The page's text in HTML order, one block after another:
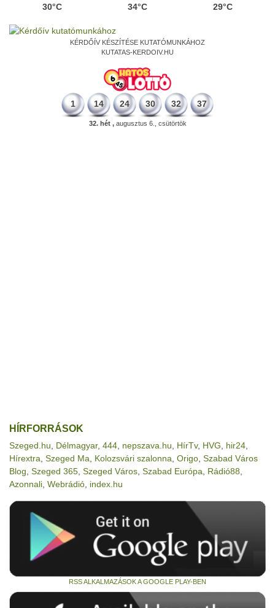
30°C 34°C 29°C
KÉRDŐÍV KÉSZÍTÉSE KUTATÓMUNKÁHOZ
KUTATAS-KERDOIV.HU
1 14 24 30 32 37
32. hét ,augusztus 6., csütörtök
HÍRFORRÁSOK
Szeged.hu Délmagyar, 444 nepszava.hu HírTv, HVG hir24
Hírextra Szeged Ma Kolozsvári szalonna Origo Szabad Város
Blog Szeged 365 Szeged Város Szabad Európa Rádió88
Azonnali Webrádió index.hu
RSS ALKALMAZÁSOK A GOOGLE PLAY-BEN